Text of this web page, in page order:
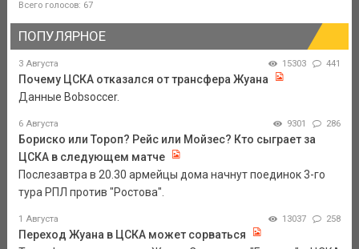
Всего голосов: 67
ПОПУЛЯРНОЕ
3 Августа 15303 441
Почему ЦСКА отказался от трансфера Жуана
Данные Bobsoccer.
6 Августа 9301 286
Бориско или Тороп? Рейс или Мойзес? Кто сыграет за
ЦСКА в следующем матче
Послезавтра в 20.30 армейцы дома начнут поединок 3-го
тура РПЛ против "Ростова".
1 Августа 13037 258
Переход Жуана в ЦСКА может сорваться